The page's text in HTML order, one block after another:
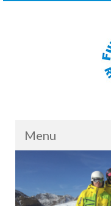
Menu
Saluto della